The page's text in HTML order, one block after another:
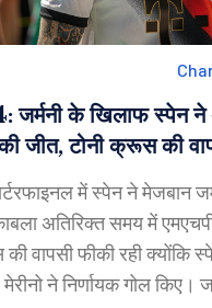
के खिलाफ स्पेन ने
जीत, टोनी क्रूस की
में स्पेन ने मेजबान
अतिरिक्त समय में
वापसी फीकी रही क्योंकि
ने निर्णायक गोल किए।